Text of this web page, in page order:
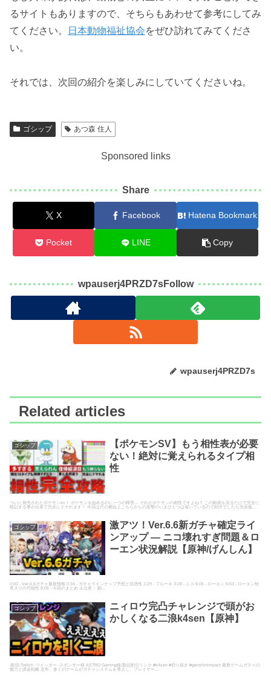
るサイトもありますので、そちらもあわせて参考にしてみ
てください。
日本動物福祉協会をぜひ訪れてみてくださ
い。
それでは、次回の紹介を楽しみにしていてくださいね。
ゴシップ あつ森 住人
Sponsored links
Share
X Facebook Hatena Bookmark
Pocket LINE Copy
wpauserj4PRZD7sFollow
wpauserj4PRZD7s
Related articles
ゴシップ
【ポケモンSV】もう相性表が必要
ない！絶対に覚えられるタイプ相
性
ついに発売されたポケモンsv！ ポケモンを始めるのに一つの障害… それがポケモンの相性ですよね？ この動画を見るだけで完全に
暗記する事が出来て完全にドヤれます！ 今回は尺の都合上こちらからの攻撃のいまひとつは省いているので好評でしたら完全版...
ゴシップ
激アツ！Ver.6.6新ガチャ確定ライ
ンアップ — ニコ壊れすぎ問題＆ロ
ーエン状況解説【原神/げんしん】
0:00 - Ver.6.6ガチャ最新情報 0:34 - ガチャラインナップ予想と信憑性 1:29 - プルーネ 3:28 - ニコ 6:05 - ローエン 6:53 - ローエン恒
常入りの可能性 8:05 - 今回のまとめ ⚠️注意： 動...
ゴシップ
ニィロウ完凸チャレンジで頭がお
かしくなる二浪k4sen【原神】
-配信:Twitch -ツイッター -スポンサー様 ASTRO Gaming様/製品割引リンク #k4sen #切り抜き #genshinimpact 最新ゲームガチャの
魅力と課金戦略 近年、多くのゲームがガチャシステムを導入し、プレイヤー...